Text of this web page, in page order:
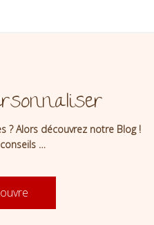
? Alors découvrez notre Blog !
…